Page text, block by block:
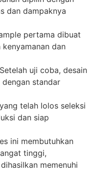
dan dampaknya
pertama dibuat
dan
uji coba, desain
standar
telah lolos seleksi
dan siap
ini membutuhkan
tinggi,
memenuhi